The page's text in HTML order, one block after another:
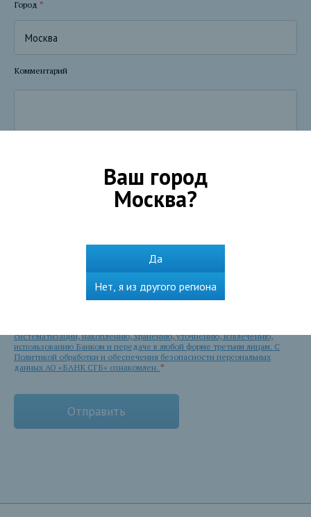
Город *
Комментарий
д. 3, далее - Банк) на использование указанного в веб-форме номера
телефона в целях консультирования меня посредством телефонной
связи по вопросу о предоставлении услуг, на срок до окончания
предоставления консультации. Я уведомлен Банком о том, что
систематизации, накоплению, хранению, уточнению, извлечению,
использованию Банком и передаче в любой форме третьим лицам. С
Политикой обработки и обеспечения безопасности персональных
данных АО «БАНК СГБ» ознакомлен. *
Ваш город
Москва?
Да
Нет, я из другого региона